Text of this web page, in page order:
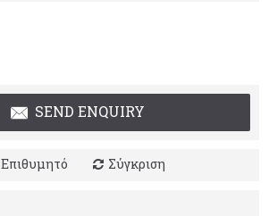
SEND ENQUIRY
Επιθυμητό Σύγκριση